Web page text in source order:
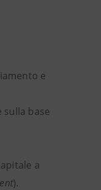
e
sulla base
a
).